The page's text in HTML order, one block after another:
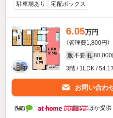
駐車場あり
宅配ボックス
6.05万円
（管理費1,800円）
敷 不要 礼 80,000
3階 / 1LDK /
お問い合わ
ほか提供